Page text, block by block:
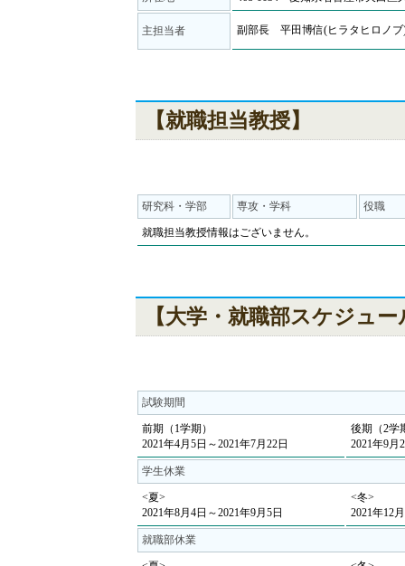
主担当者 副部長 平田博信(ヒラタヒロノブ
【就職担当教授】
研究科・学部 専攻・学科 役職
就職担当教授情報はございません。
【大学・就職部スケジュー
試験期間
前期（1学期）
2021年4月5日～2021年7月22日
後期（2学
2021年9月
学生休業
<夏>
2021年8月4日～2021年9月5日
<冬>
2021年12
就職部休業